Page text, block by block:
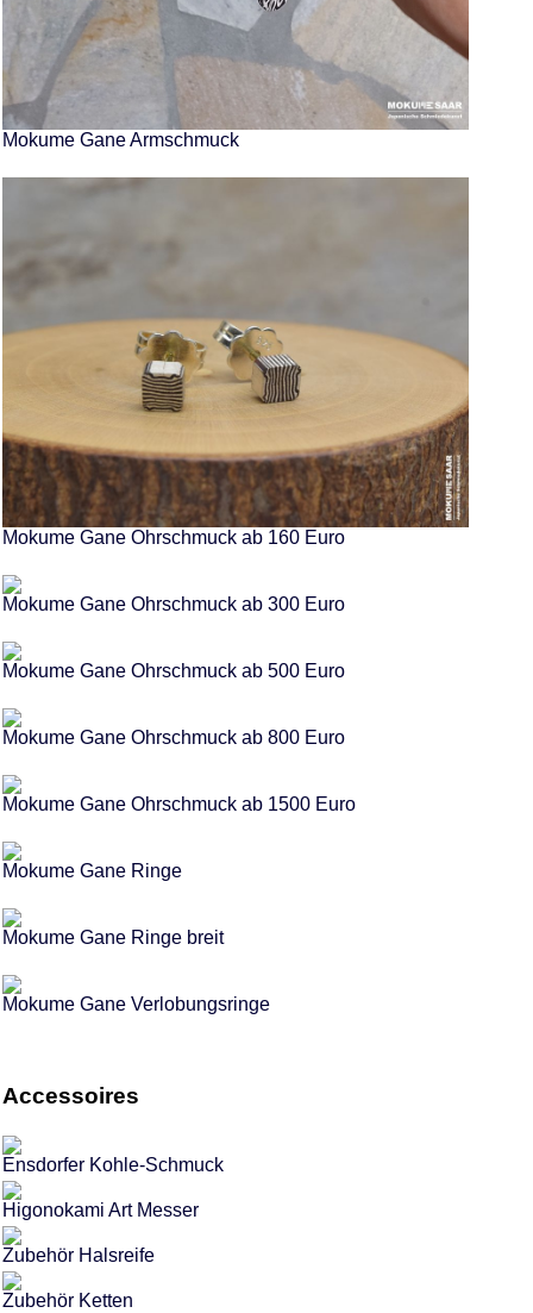
Mokume Gane Armschmuck
Mokume Gane Ohrschmuck ab 160 Euro
Mokume Gane Ohrschmuck ab 300 Euro
Mokume Gane Ohrschmuck ab 500 Euro
Mokume Gane Ohrschmuck ab 800 Euro
Mokume Gane Ohrschmuck ab 1500 Euro
Mokume Gane Ringe
Mokume Gane Ringe breit
Mokume Gane Verlobungsringe
Accessoires
Ensdorfer Kohle-Schmuck
Higonokami Art Messer
Zubehör Halsreife
Zubehör Ketten